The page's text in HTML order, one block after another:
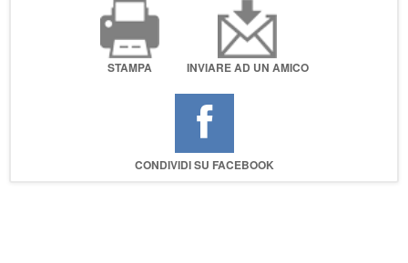
STAMPA INVIARE AD UN AMICO
CONDIVIDI SU FACEBOOK